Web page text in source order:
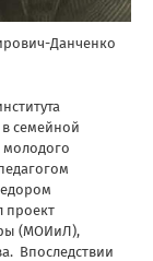
Данченко
семейной
молодого
проект
(МОИиЛ),
Впоследствии